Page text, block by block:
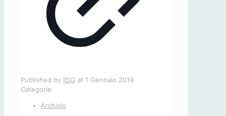
Published by IISG at 1 Gennaio 2019
Categorie
Archivio